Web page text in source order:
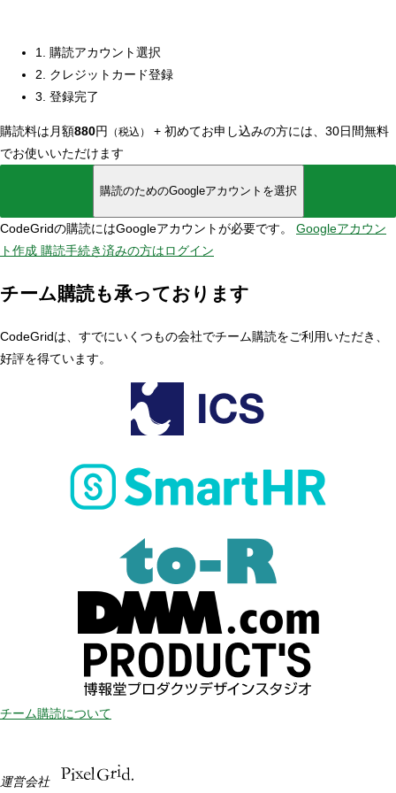
1. 購読アカウント選択
2. クレジットカード登録
3. 登録完了
購読料は月額880円 （税込） + 初めてお申し込みの方には、30日間無料
でお使いいただけます
購読のためのGoogleアカウントを選択
CodeGridの購読にはGoogleアカウントが必要です。 Googleアカウン
ト作成 購読手続き済みの方はログイン
チーム購読も承っております
CodeGridは、すでにいくつもの会社でチーム購読をご利用いただき、
好評を得ています。
チーム購読について
運営会社